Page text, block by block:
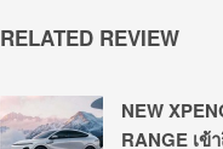
RELATED REVIEW
NEW
RANGE เข้